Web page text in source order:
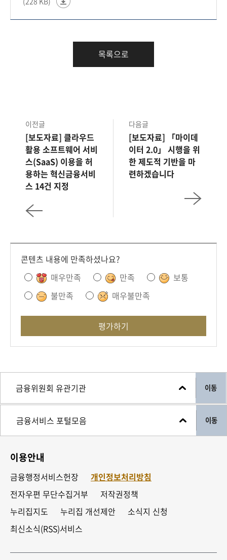
목록으로
이전글
[보도자료] 클라우드
활용 소프트웨어 서비
스(SaaS) 이용을 허
용하는 혁신금융서비
스 14건 지정
다음글
[보도자료] 「마이데
이터 2.0」 시행을 위
한 제도적 기반을 마
련하겠습니다
콘텐츠 내용에 만족하셨나요?
매우만족
만족
보통
불만족
매우불만족
평가하기
이동
이동
이용안내
금융행정서비스헌장
개인정보처리방침
전자우편 무단수집거부
저작권정책
누리집지도
누리집 개선제안
소식지 신청
최신소식(RSS)서비스